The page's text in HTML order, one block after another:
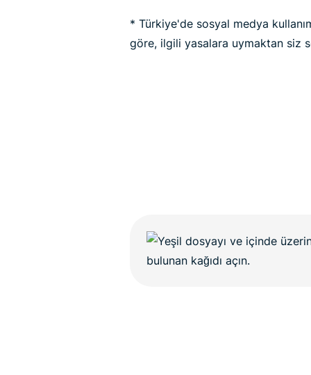
* Türkiye'de sosyal medya
göre, ilgili yasalara uymaktan siz